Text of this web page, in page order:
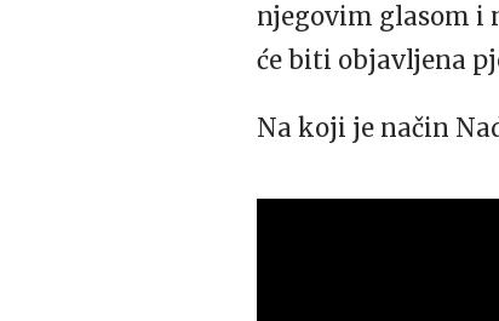
njegovim glasom i
će biti objavljena
Na koji je način